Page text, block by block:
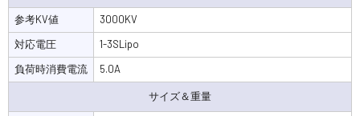
参考KV値
3000KV
対応電圧
1-3SLipo
負荷時消費電流
5.0A
サイズ＆重量